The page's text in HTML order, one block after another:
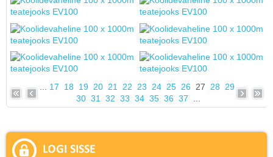
17 18 19 20 21 22 23 24 25 26 27 28
29
30 31 32 33 34 35 36 37
LOGI SISSE